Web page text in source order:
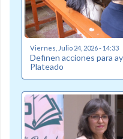
Viernes, Julio 24, 2026 - 14:33
Definen acciones para
Plateado